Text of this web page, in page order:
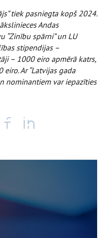
tiek pasniegta kopš 2024.
Andas
“Zinību spārni” un LU
stipendijas –
– 1000 eiro apmērā katrs,
Ar “Latvijas gada
nominantiem var iepazīties